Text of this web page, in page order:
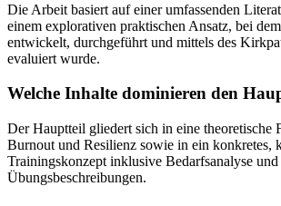
Die Arbeit basiert auf einer umfassenden
einem explorativen praktischen Ansatz, bei
entwickelt, durchgeführt und mittels des
evaluiert wurde.
Welche Inhalte dominieren den
Der Hauptteil gliedert sich in eine theoretische
Burnout und Resilienz sowie in ein konkretes,
Trainingskonzept inklusive Bedarfsanalyse
Übungsbeschreibungen.